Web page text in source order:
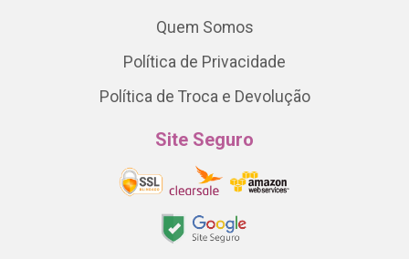
Quem Somos
Política de Privacidade
Política de Troca e Devolução
Site Seguro